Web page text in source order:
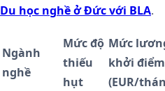
Du học nghề ở Đức với BLA.
Ngành
nghề
Mức độ
thiếu
hụt
Mức
khởi điểm
(EUR/